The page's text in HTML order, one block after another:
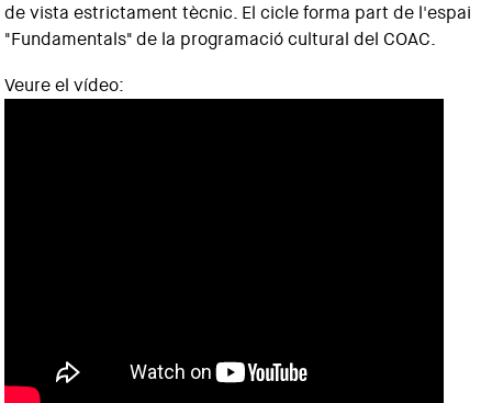
de vista estrictament tècnic. El cicle forma part de l'espai
"Fundamentals" de la programació cultural del COAC.
Veure el vídeo: